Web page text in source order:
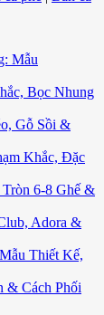
Mẫu
Bọc Nhung
Gỗ Sồi &
Khắc, Đặc
6-8 Ghế &
Adora &
Thiết Kế,
& Cách Phối